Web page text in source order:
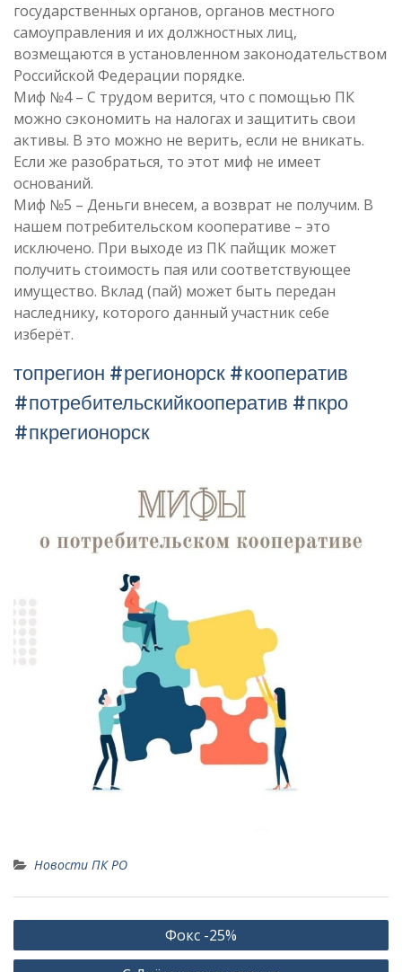
государственных органов, органов местного
самоуправления и их должностных лиц,
возмещаются в установленном законодательством
Российской Федерации порядке.
Миф №4 – С трудом верится, что с помощью ПК
можно сэкономить на налогах и защитить свои
активы. В это можно не верить, если не вникать.
Если же разобраться, то этот миф не имеет
оснований.
Миф №5 – Деньги внесем, а возврат не получим. В
нашем потребительском кооперативе – это
исключено. При выходе из ПК пайщик может
получить стоимость пая или соответствующее
имущество. Вклад (пай) может быть передан
наследнику, которого данный участник себе
изберёт.
топрегион #регионорск #кооператив
#потребительскийкооператив #пкро
#пкрегионорск
Новости ПК РО
Навигация
по
Фокс -25%